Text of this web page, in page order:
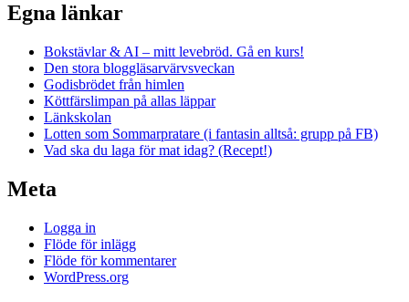
Egna länkar
Bokstävlar & AI – mitt levebröd. Gå en kurs!
Den stora bloggläsarvärvsveckan
Godisbrödet från himlen
Köttfärslimpan på allas läppar
Länkskolan
Lotten som Sommarpratare (i fantasin alltså: grupp på FB)
Vad ska du laga för mat idag? (Recept!)
Meta
Logga in
Flöde för inlägg
Flöde för kommentarer
WordPress.org